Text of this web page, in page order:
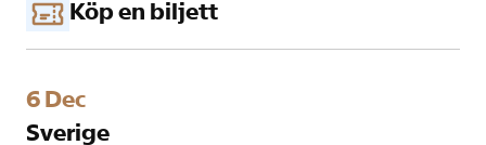
Köp en biljett
6 Dec
Sverige